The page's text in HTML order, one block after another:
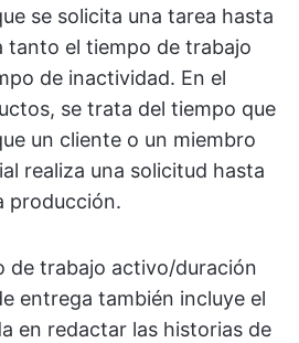
se solicita una tarea hasta
tanto el tiempo de trabajo
de inactividad. En el
se trata del tiempo que
un cliente o un miembro
realiza una solicitud hasta
producción.
de trabajo activo/duración
entrega también incluye el
en redactar las historias de